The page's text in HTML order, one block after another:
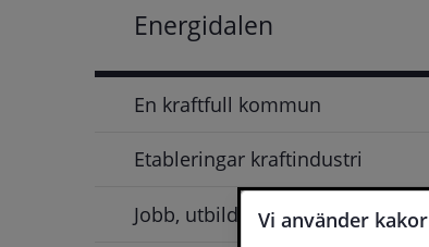
Energidalen
En kraftfull kommun
Etableringar kraftindustri
Jobb, utbildning och FoU
Vi använder kakor